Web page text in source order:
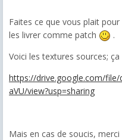
Faites ce que vous plait
les livrer comme patch
.
Voici les textures sources;
https://drive.google.com/file/
aVU/view?usp=sharing
Mais en cas de soucis,